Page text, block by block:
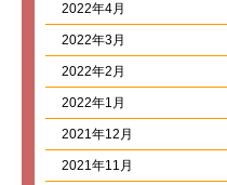
2022年4月
2022年3月
2022年2月
2022年1月
2021年12月
2021年11月